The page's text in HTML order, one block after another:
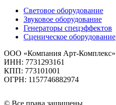
Световое оборудование
Звуковое оборудование
Генераторы спецэффектов
Сценическое оборудование
ООО «Компания Арт-Комплекс»
ИНН: 7731293161
КПП: 773101001
ОГРН: 1157746882974
© Все права защищены